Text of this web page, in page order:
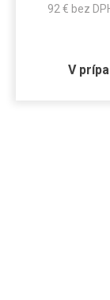
92 € bez
V